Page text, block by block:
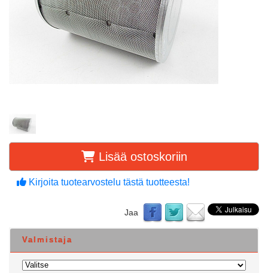
Lisää ostoskoriin
Kirjoita tuotearvostelu tästä tuotteesta!
Jaa
Valmistaja